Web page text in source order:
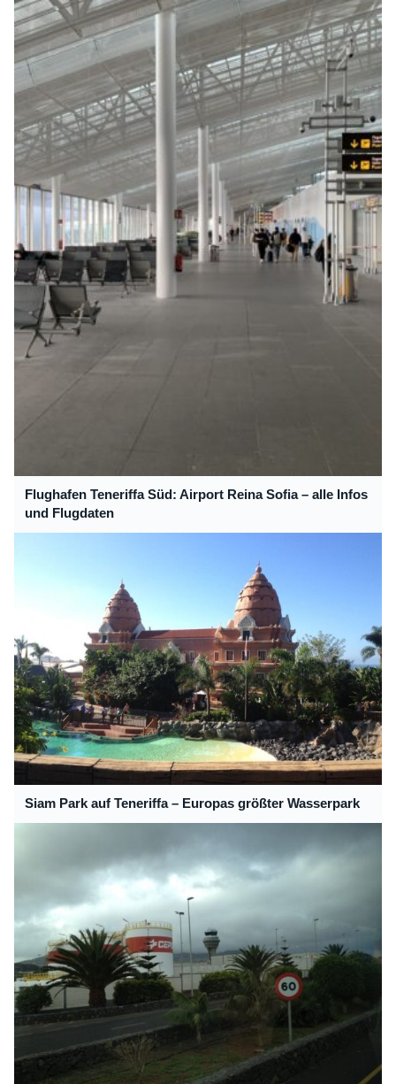
Flughafen Teneriffa Süd: Airport Reina Sofia – alle Infos
und Flugdaten
Siam Park auf Teneriffa – Europas größter Wasserpark